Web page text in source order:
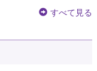
すべて見る